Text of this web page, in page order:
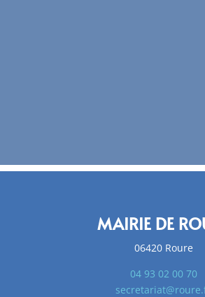
MAIRIE DE
06420 Roure
04 93 02 00 70